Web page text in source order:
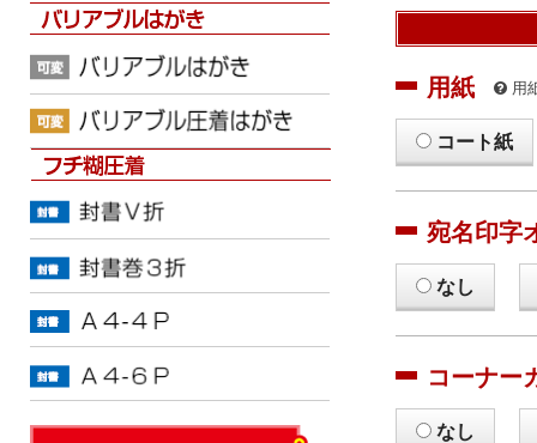
用紙 用
コート紙
宛名印字
なし
コーナー
なし